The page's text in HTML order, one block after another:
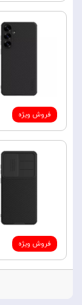
فروش ویژه
فروش ویژه